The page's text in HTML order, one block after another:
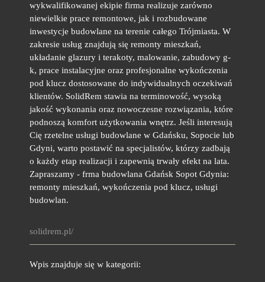
wykwalifikowanej ekipie firma realizuje zarówno
niewielkie prace remontowe, jak i rozbudowane
inwestycje budowlane na terenie całego Trójmiasta. W
zakresie usług znajdują się remonty mieszkań,
układanie glazury i terakoty, malowanie, zabudowy g-
k, prace instalacyjne oraz profesjonalne wykończenia
pod klucz dostosowane do indywidualnych oczekiwań
klientów. SolidRem stawia na terminowość, wysoką
jakość wykonania oraz nowoczesne rozwiązania, które
podnoszą komfort użytkowania wnętrz. Jeśli interesują
Cię rzetelne usługi budowlane w Gdańsku, Sopocie lub
Gdyni, warto postawić na specjalistów, którzy zadbają
o każdy etap realizacji i zapewnią trwały efekt na lata.
Zapraszamy - frma budowlana Gdańsk Sopot Gdynia:
remonty mieszkań, wykończenia pod klucz, usługi
budowlan.
solidrem.pl/
Wpis znajduje się w kategorii: